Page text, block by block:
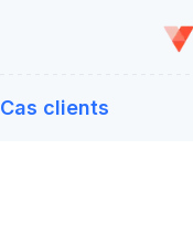
Cas clients